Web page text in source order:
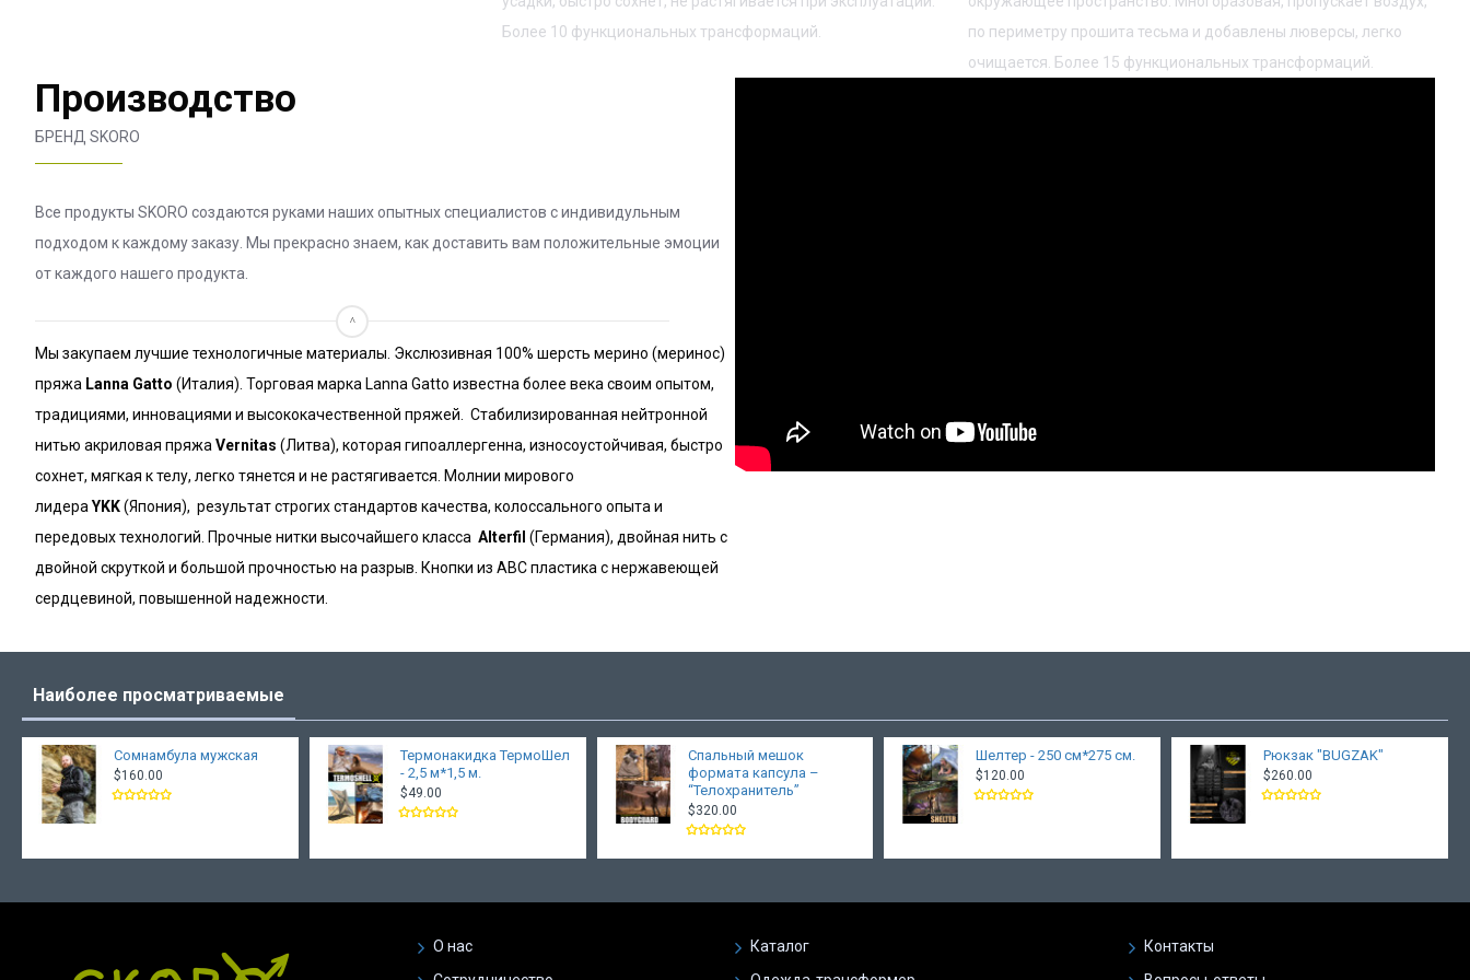
Более 10 функциональных трансформаций.
по периметру прошита тесьма и добавлены люверсы, легко
очищается. Более 15 функциональных трансформаций.
Производство
БРЕНД SKORO
Все продукты SKORO создаются руками наших опытных специалистов с индивидульным
подходом к каждому заказу. Мы прекрасно знаем, как доставить вам положительные эмоции
от каждого нашего продукта.
^
Мы закупаем лучшие технологичные материалы. Экслюзивная 100% шерсть мерино (меринос)
пряжа Lanna Gatto (Италия). Торговая марка Lanna Gatto известна более века своим опытом,
традициями, инновациями и высококачественной пряжей. Стабилизированная нейтронной
нитью акриловая пряжа Vernitas (Литва), которая гипоаллергенна, износоустойчивая, быстро
сохнет, мягкая к телу, легко тянется и не растягивается. Молнии мирового
лидера YKK(Япония), результат строгих стандартов качества, колоссального опыта и
передовых технологий. Прочные нитки высочайшего класса Alterfil (Германия), двойная нить с
двойной скруткой и большой прочностью на разрыв. Кнопки из АВС пластика с нержавеющей
сердцевиной, повышенной надежности.
Наиболее просматриваемые
Сомнамбула мужская
$160.00
Термонакидка ТермоШел
- 2,5 м*1,5 м.
$49.00
Спальный мешок
формата капсула –
“Телохранитель”
$320.00
Шелтер - 250 см*275 см.
$120.00
Рюкзак "BUGZAK"
$260.00
О нас
Каталог
Контакты